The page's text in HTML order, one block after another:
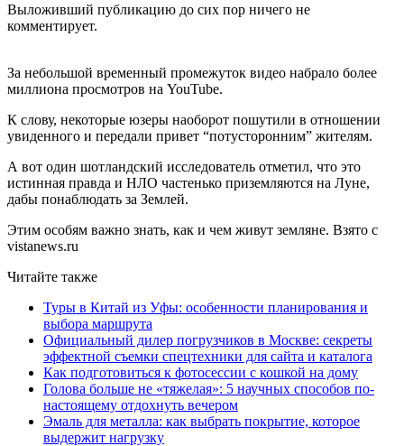
Выложивший публикацию до сих пор ничего не
комментирует.
За небольшой временный промежуток видео набрало более
миллиона просмотров на YouTube.
К слову, некоторые юзеры наоборот пошутили в отношении
увиденного и передали привет “потусторонним” жителям.
А вот один шотландский исследователь отметил, что это
истинная правда и НЛО частенько приземляются на Луне,
дабы понаблюдать за Землей.
Этим особям важно знать, как и чем живут земляне. Взято с
vistanews.ru
Читайте также
Туры в Китай из Уфы: особенности планирования и
выбора маршрута
Официальный дилер погрузчиков в Москве: секреты
эффектной съемки спецтехники для сайта и каталога
Как подготовиться к фотосессии с кошкой на дому
Голова больше не «тяжелая»: 5 научных способов по-
настоящему отдохнуть вечером
Эмаль для металла: как выбрать покрытие, которое
выдержит нагрузку